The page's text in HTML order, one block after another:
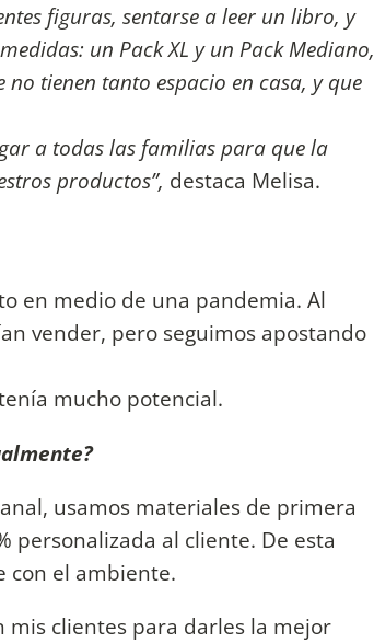
figuras, sentarse a leer un libro, y
un Pack XL y un Pack Mediano,
tienen tanto espacio en casa, y que
a todas las familias para que la
productos”, destaca Melisa.
en medio de una pandemia. Al
vender, pero seguimos apostando
mucho potencial.
usamos materiales de primera
personalizada al cliente. De esta
con el ambiente.
clientes para darles la mejor